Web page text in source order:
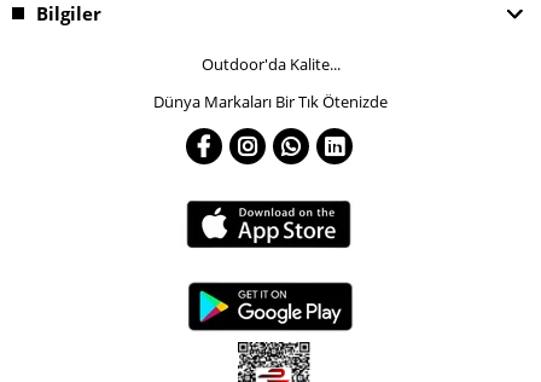
Bilgiler
Outdoor'da Kalite...
Dünya Markaları Bir Tık Ötenizde